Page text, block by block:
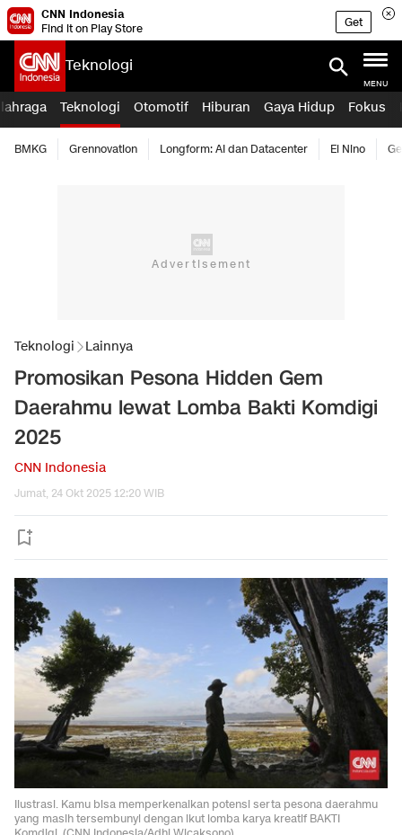
CNN Indonesia
Find it on Play Store
Get
Teknologi
MENU
Teknologi Otomotif Hiburan Gaya Hidup Fokus
BMKG Grennovation Longform: AI dan Datacenter El Nino
Teknologi Lainnya
Promosikan Pesona Hidden Gem
Daerahmu lewat Lomba Bakti Komdigi
2025
CNN Indonesia
Jumat, 24 Okt 2025 12:20 WIB
Ilustrasi. Kamu bisa memperkenalkan potensi serta pesona daerahmu
yang masih tersembunyi dengan ikut lomba karya kreatif BAKTI